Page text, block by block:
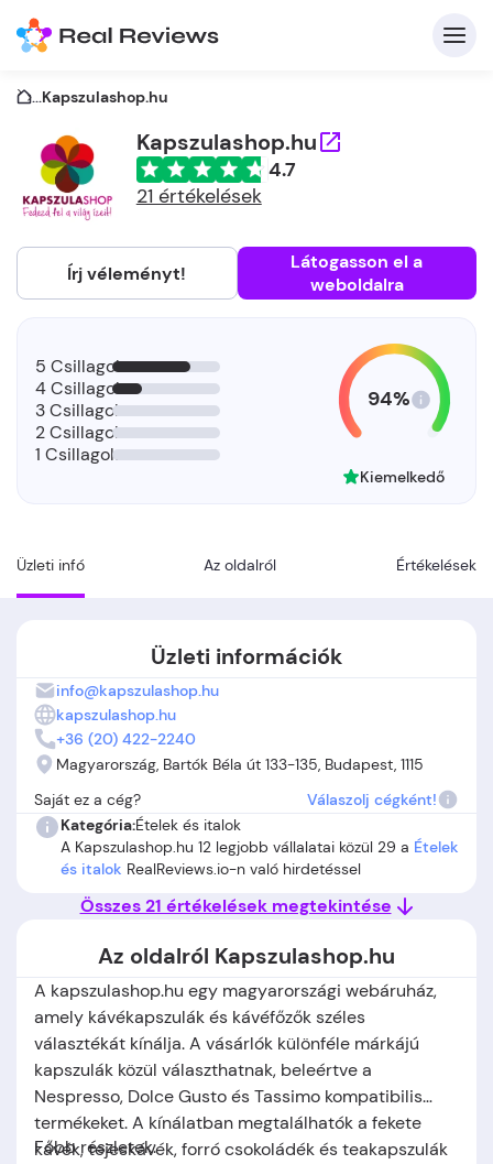
...Kapszulashop.hu
Kapszulashop.hu
4.7
21 értékelések
Írj véleményt!
Látogasson el a
weboldalra
Üzleti infó Az oldalról Értékelések
5 Csillagok
4 Csillagok
3 Csillagok
2 Csillagok
1 Csillagok
94%
Kiemelkedő
Üzleti információk
info@kapszulashop.hu
kapszulashop.hu
+36 (20) 422-2240
Magyarország, Bartók Béla út 133-135, Budapest, 1115
Saját ez a cég?
Válaszolj cégként!
Kategória:Ételek és italok
A Kapszulashop.hu 12 legjobb vállalatai közül 29 a Ételek
és italok RealReviews.io-n való hirdetéssel
Összes 21 értékelések megtekintése
Az oldalról Kapszulashop.hu
A kapszulashop.hu egy magyarországi webáruház,
amely kávékapszulák és kávéfőzők széles
választékát kínálja. A vásárlók különféle márkájú
kapszulák közül választhatnak, beleértve a
Nespresso, Dolce Gusto és Tassimo kompatibilis
termékeket. A kínálatban megtalálhatók a fekete
kávék, tejeskávék, forró csokoládék és teakapszulák
Főbb részletek: